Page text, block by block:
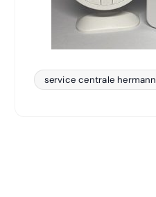
service centrale hermann